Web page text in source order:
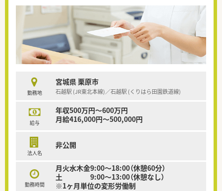
勤務地
宮城県 栗原市
石越駅 (JR東北本線)／石越駅 (くりはら田園鉄道線)
給与
年収500万円～600万円
月給416,000円～500,000円
法人名
非公開
勤務時間
月火水木金9:00～18:00（休憩60分）
土 9:00～13:00（休憩なし）
※1ヶ月単位の変形労働制